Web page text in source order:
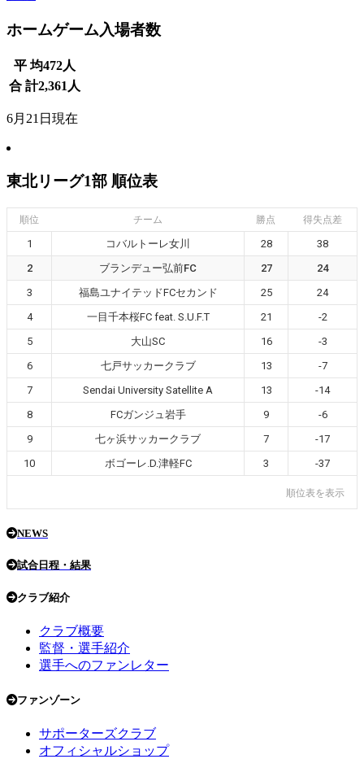
ホームゲーム入場者数
平 均472人
合 計2,361 人
6月21日現在
東北リーグ1部 順位表
順位 チーム 勝点 得失点差
1 コバルトーレ女川 28
38
2
ブランデュー弘前FC 27
24
3
福島ユナイテッドFCセカンド 25
24
4
一目千本桜FC feat. S.U.F.T 21
-2
5
大山SC 16
-3
6
七戸サッカークラブ 13
-7
7
Sendai University Satellite A 13
-14
8
FCガンジュ岩手 9
-6
9
七ヶ浜サッカークラブ 7
-17
10
ボゴーレ.D.津軽FC 3 -37
順位表を表示
NEWS
試合日程・結果
クラブ紹介
クラブ概要
監督・選手紹介
選手へのファンレター
ファンゾーン
サポーターズクラブ
オフィシャルショップ